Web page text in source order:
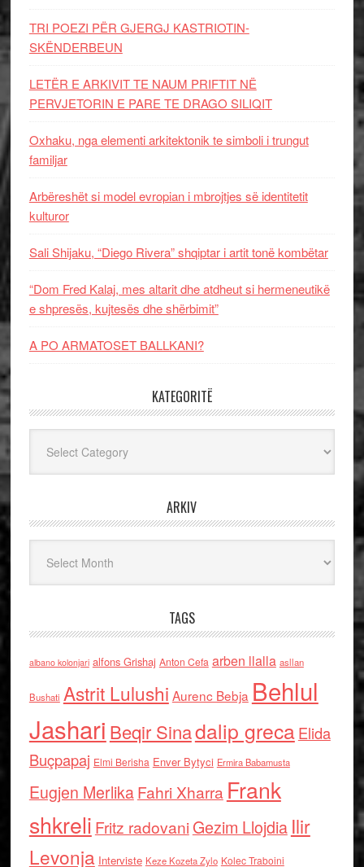
TRI POEZI PËR GJERGJ KASTRIOTIN-
SKËNDERBEUN
LETËR E ARKIVIT TE NAUM PRIFTIT NË
PERVJETORIN E PARE TE DRAGO SILIQIT
Oxhaku, nga elementi arkitektonik te simboli i trungut
familjar
Arbëreshët si model evropian i mbrojtjes së identitetit
kulturor
Sali Shijaku, “Diego Rivera” shqiptar i artit tonë kombëtar
“Dom Fred Kalaj, mes altarit dhe atdheut si hermeneutikë
e shpresës, kujtesës dhe shërbimit”
A PO ARMATOSET BALLKANI?
KATEGORITË
ARKIV
TAGS
albano kolonjari alfons Grishaj Anton Cefa arben llalla asllan
Bushati Astrit Lulushi Aurenc Bebja Behlul
Jashari Beqir Sinadalip grecaElida
Buçpapaj Elmi Berisha Enver Bytyci Ermira Babamusta
Eugjen MerlikaFahri Xharra Frank
shkreli Fritz radovaniGezim Llojdia Ilir
Levonja Interviste Keze Kozeta Zylo Kolec Traboini